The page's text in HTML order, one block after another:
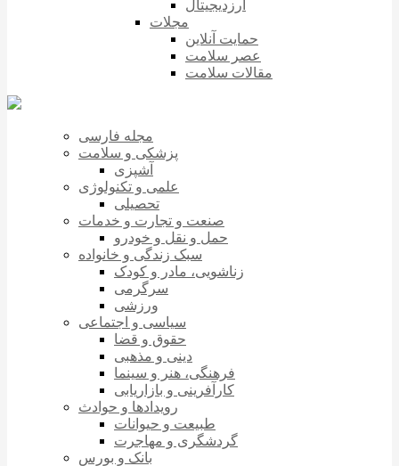
ارزدیجیتال
مجلات
حمایت آنلاین
عصر سلامت
مقالات سلامت
مجله فارسی
پزشکی و سلامت
آشپزی
علمی و تکنولوژی
تحصیلی
صنعت و تجارت و خدمات
حمل و نقل و خودرو
سبک زندگی و خانواده
زناشویی، مادر و کودک
سرگرمی
ورزشی
سیاسی و اجتماعی
حقوق و قضا
دینی و مذهبی
فرهنگی، هنر و سینما
کارآفرینی و بازاریابی
رویدادها و حوادث
طبیعت و حیوانات
گردشگری و مهاجرت
بانک و بورس